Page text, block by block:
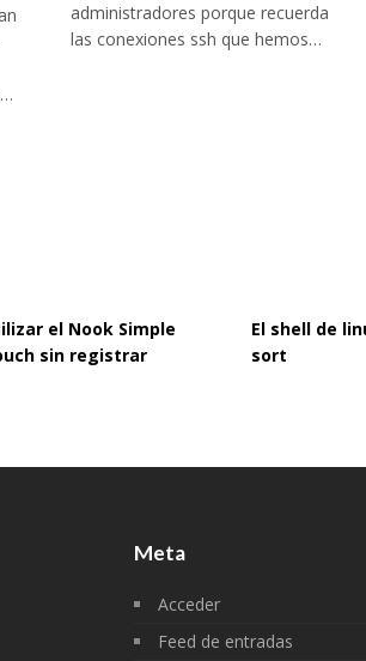
administradores porque recuerda
las conexiones ssh que hemos…
el Nook Simple
sin registrar
El shell de
sort
Meta
Acceder
Feed de entradas